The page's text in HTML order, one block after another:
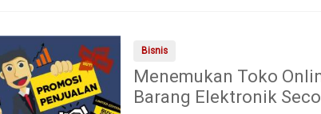
Bisnis
Menemukan Toko
Barang Elektronik